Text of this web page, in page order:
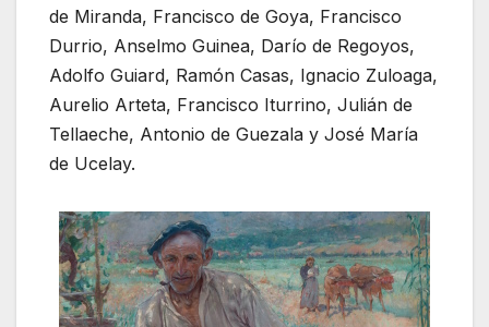
de Miranda, Francisco de Goya, Francisco
Durrio, Anselmo Guinea, Darío de Regoyos,
Adolfo Guiard, Ramón Casas, Ignacio Zuloaga,
Aurelio Arteta, Francisco Iturrino, Julián de
Tellaeche, Antonio de Guezala y José María
de Ucelay.